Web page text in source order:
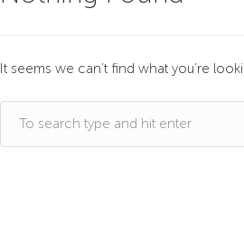
It seems we can’t find what you’re